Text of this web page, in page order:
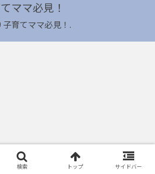
ママ必見！
育てママ必見！.
検索 トップ サイドバー